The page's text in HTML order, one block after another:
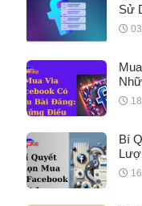
Sử
Bí